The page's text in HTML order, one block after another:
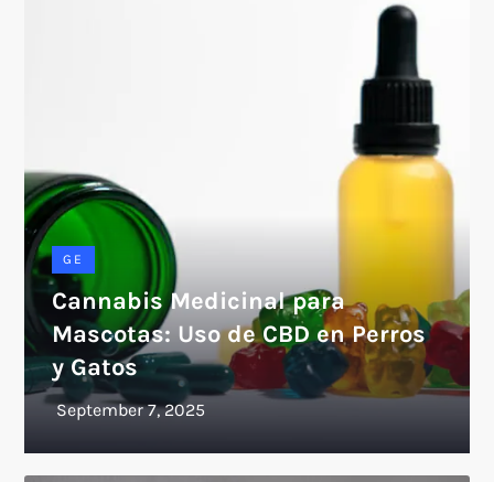
GE
Cannabis Medicinal para
Mascotas: Uso de CBD en Perros
y Gatos